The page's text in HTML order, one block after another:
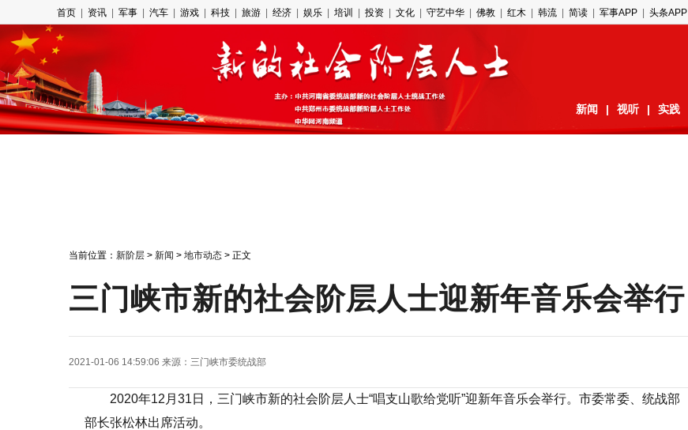
首页 资讯 军事 汽车 游戏 科技 旅游 经济 娱乐 培训 投资 文化 守艺中华 佛教 红木 韩流 简读 军事APP 头条APP
新闻 | 视听 | 实践
当前位置： 新阶层 > 新闻 > 地市动态 > 正文
三门峡市新的社会阶层人士迎新年音乐会举行
2021-01-06 14:59:06 来源： 三门峡市委统战部
2020年12月31日，三门峡市新的社会阶层人士“唱支山歌给党听”迎新年音乐会举行。市委常委、统战部
部长张松林出席活动。